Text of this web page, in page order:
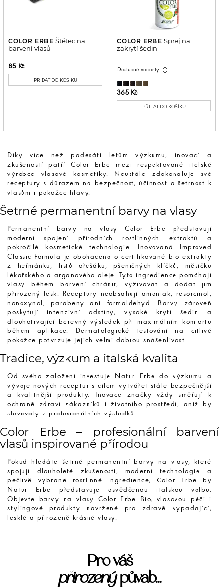
COLOR ERBE Štětec na
barvení vlasů
85 Kč
PŘIDAT DO KOŠÍKU
COLOR ERBE Sprej na
zakrytí šedin
Dostupné varianty expand_all
365 Kč
PŘIDAT DO KOŠÍKU
Díky více než padesáti letům výzkumu, inovací a
zkušeností patří Color Erbe mezi respektované italské
výrobce vlasové kosmetiky. Neustále zdokonaluje své
receptury s důrazem na bezpečnost, účinnost a šetrnost k
vlasům i pokožce hlavy.
Šetrné permanentní barvy na vlasy
Permanentní barvy na vlasy Color Erbe představují
moderní spojení přírodních rostlinných extraktů a
pokročilé kosmetické technologie. Inovovaná Improved
Classic Formula je obohacena o certifikované bio extrakty
z heřmánku, listů ořešáku, pšeničných klíčků, měsíčku
lékařského a arganového oleje. Tyto ingredience pomáhají
vlasy během barvení chránit, vyživovat a dodat jim
přirozený lesk. Receptury neobsahují amoniak, resorcinol,
nonoxynol, parabeny ani formaldehyd. Barvy zároveň
poskytují intenzivní odstíny, vysoké krytí šedin a
dlouhotrvající barevný výsledek při maximálním komfortu
během aplikace. Dermatologické testování na citlivé
pokožce potvrzuje jejich velmi dobrou snášenlivost.
Tradice, výzkum a italská kvalita
Od svého založení investuje Natur Erbe do výzkumu a
vývoje nových receptur s cílem vytvářet stále bezpečnější
a kvalitnější produkty. Inovace značky vždy směřují k
ochraně zdraví zákazníků i životního prostředí, aniž by
slevovaly z profesionálních výsledků.
Color Erbe – profesionální barvení
vlasů inspirované přírodou
Pokud hledáte šetrné permanentní barvy na vlasy, které
spojují dlouholeté zkušenosti, moderní technologie a
pečlivě vybrané rostlinné ingredience, Color Erbe by
Natur Erbe představuje osvědčenou italskou volbu.
Objevte barvy na vlasy Color Erbe Bio, vlasovou péči i
stylingové produkty navržené pro zdravě vypadající,
lesklé a přirozeně krásné vlasy.
Pro váš
přirozenýpůvab...